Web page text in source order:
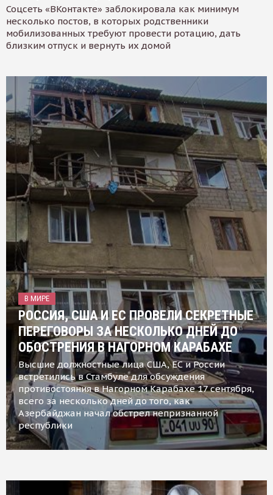
Соцсеть «ВКонтакте» заблокировала как минимум
несколько постов, в которых родственники
мобилизованных требуют провести ротацию, дать
близким отпуск и вернуть их домой
В МИРЕ
РОССИЯ, США И ЕС ПРОВЕЛИ СЕКРЕТНЫЕ
ПЕРЕГОВОРЫ ЗА НЕСКОЛЬКО ДНЕЙ ДО
ОБОСТРЕНИЯ В НАГОРНОМ КАРАБАХЕ
Высшие должностные лица США, ЕС и России
встретились в Стамбуле для обсуждения
противостояния в Нагорном Карабахе 17 сентября,
всего за несколько дней до того, как
Азербайджан начал обстрел непризнанной
республики